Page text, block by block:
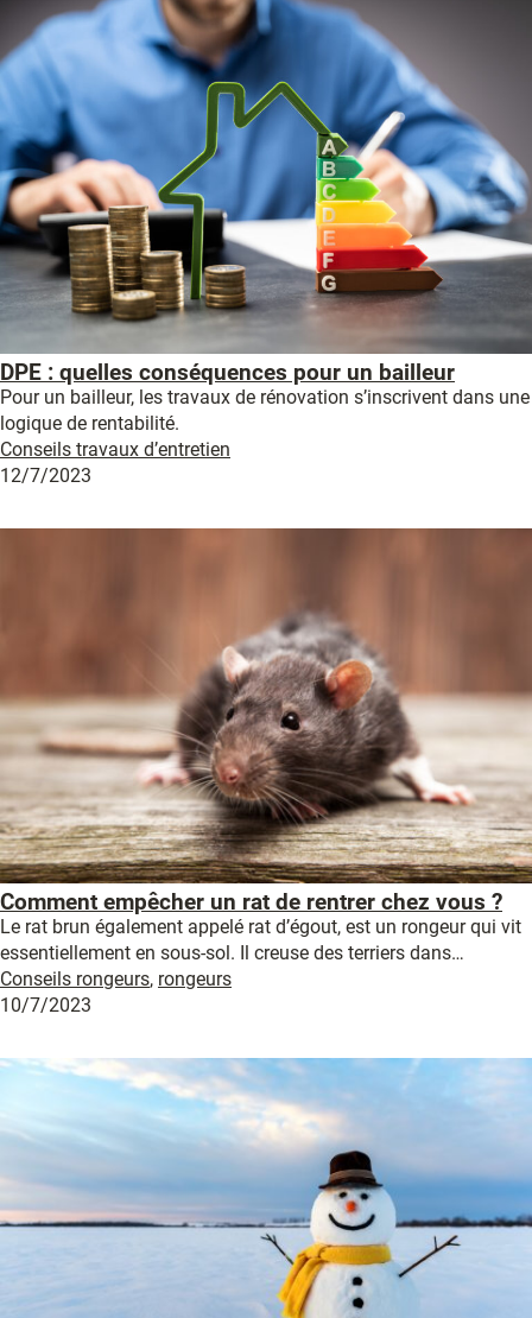
DPE : quelles conséquences pour un bailleur
Pour un bailleur, les travaux de rénovation s’inscrivent dans une
logique de rentabilité.
Conseils travaux d’entretien
12/7/2023
Comment empêcher un rat de rentrer chez vous ?
Le rat brun également appelé rat d’égout, est un rongeur qui vit
essentiellement en sous-sol. Il creuse des terriers dans…
Conseils rongeurs, rongeurs
10/7/2023